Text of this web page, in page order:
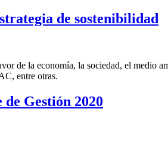
de sostenibilidad
de la economía, la sociedad, el
entre otras.
Gestión 2020